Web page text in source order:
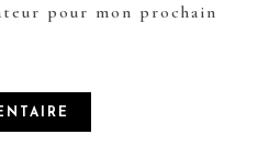
pour mon prochain